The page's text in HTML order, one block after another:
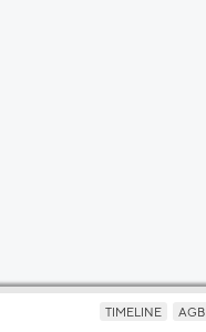
TIMELINE AGB